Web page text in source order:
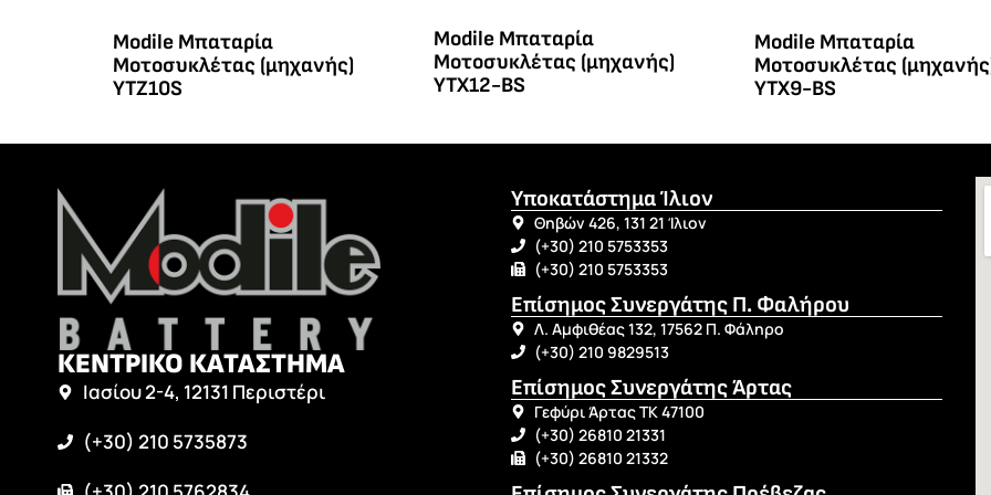
Modile Μπαταρία
Μοτοσυκλέτας (μηχανής)
YTZ10S
Modile Μπαταρία
Μοτοσυκλέτας (μηχανής)
YTX12-BS
Modile Μπαταρία
Μοτοσυκλέτας
YTX9-BS
ΚΕΝΤΡΙΚΟ ΚΑΤΑΣΤΗΜΑ
Ιασίου 2-4, 12131 Περιστέρι
(+30) 210 5735873
Υποκατάστημα Ίλιον
Θηβών 426, 131 21 Ίλιον
(+30) 210 5753353
(+30) 210 5753353
Επίσημος Συνεργάτης Π. Φαλήρου
Λ. Αμφιθέας 132, 17562 Π. Φάληρο
(+30) 210 9829513
Επίσημος Συνεργάτης Άρτας
Γεφύρι Άρτας ΤΚ 47100
(+30) 26810 21331
(+30) 26810 21332